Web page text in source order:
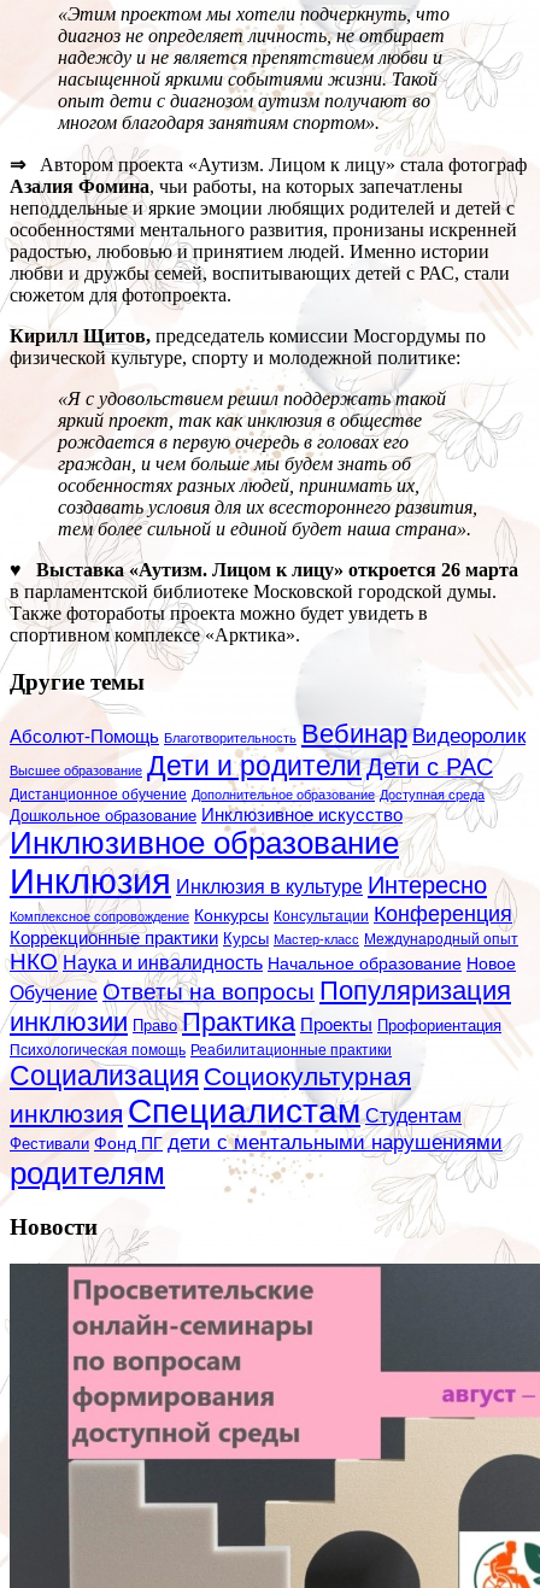
«Этим проектом мы хотели подчеркнуть, что
диагноз не определяет личность, не отбирает
надежду и не является препятствием любви и
насыщенной яркими событиями жизни. Такой
опыт дети с диагнозом аутизм получают во
многом благодаря занятиям спортом».
⇒ Автором проекта «Аутизм. Лицом к лицу» стала фотограф
Азалия Фомина, чьи работы, на которых запечатлены
неподдельные и яркие эмоции любящих родителей и детей с
особенностями ментального развития, пронизаны искренней
радостью, любовью и принятием людей. Именно истории
любви и дружбы семей, воспитывающих детей с РАС, стали
сюжетом для фотопроекта.
Кирилл Щитов, председатель комиссии Мосгордумы по
физической культуре, спорту и молодежной политике:
«Я с удовольствием решил поддержать такой
яркий проект, так как инклюзия в обществе
рождается в первую очередь в головах его
граждан, и чем больше мы будем знать об
особенностях разных людей, принимать их,
создавать условия для их всестороннего развития,
тем более сильной и единой будет наша страна».
♥ Выставка «Аутизм. Лицом к лицу» откроется 26 марта
в парламентской библиотеке Московской городской думы.
Также фотоработы проекта можно будет увидеть в
спортивном комплексе «Арктика».
Другие темы
Абсолют-Помощь Благотворительность Вебинар Видеоролик
Высшее образование Дети и родителиДети с РАС
Дистанционное обучение Дополнительное образование Доступная среда
Дошкольное образование Инклюзивное искусство
Инклюзивное образование
Инклюзия Инклюзия в культуре Интересно
Комплексное сопровождение Конкурсы Консультации Конференция
Коррекционные практики Курсы Мастер-класс Международный опыт
НКО Наука и инвалидность Начальное образование Новое
Обучение Ответы на вопросы Популяризация
инклюзии Право Практика Проекты Профориентация
Психологическая помощь Реабилитационные практики
Социализация Социокультурная
инклюзия Специалистам Студентам
Фестивали Фонд ПГ дети с ментальными нарушениями
родителям
Новости